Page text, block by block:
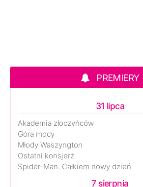
PREMIERY
31 lipca
Akademia złoczyńców
Góra mocy
Młody Waszyngton
Ostatni konsjerż
Spider-Man. Całkiem nowy dzień
7 sierpnia